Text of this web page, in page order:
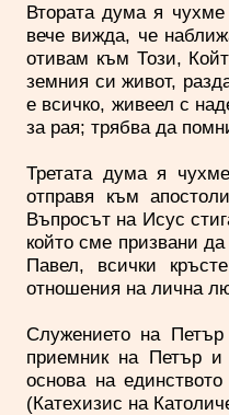
Втората дума я
вече вижда, че
отивам към Този,
земния си живот,
е всичко, живеел с
за рая; трябва да
Третата дума я
отправя към
Въпросът на Исус
който сме призвани
Павел, всички
отношения на лична
Служението на
приемник на Петър
основа на
(Катехизис на